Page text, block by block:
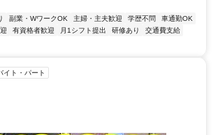
副業・WワークOK 主婦・主夫歓迎 学歴不問
車通勤OK
有資格者歓迎 月1シフト提出 研修あり
交通費支給
イト・パート